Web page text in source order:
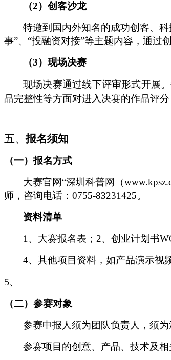
（2）创客沙龙
特邀到国内外知名的成功创客、
事”、“投融资对接”等主题内容，通过
（3）现场决赛
现场决赛通过线下评审形式开展
品完整性等方面对进入决赛的作品评
五、报名须知
（一）报名方式
大赛官网“深圳科普网（
师，咨询电话：0755-83231425。
资料清单
1、 大赛报名表； 2、创业计划书
4、 其他项目资料，如产品演示视
5、
（二） 参赛对象
参赛申报人须为团队负责人，须
参赛项目的创意、产品、技术及